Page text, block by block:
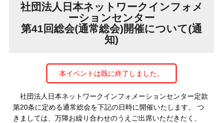
社団法人日本ネットワークインフォメ
ーションセンター
第41回総会(通常総会)開催について(通
知)
本イベントは既に終了しました。
社団法人日本ネットワークインフォメーションセンター定款
第20条に定める通常総会を下記の日時に開催いたします。 つ
きましては、万障お繰り合わせのうえご出席いただきたく、